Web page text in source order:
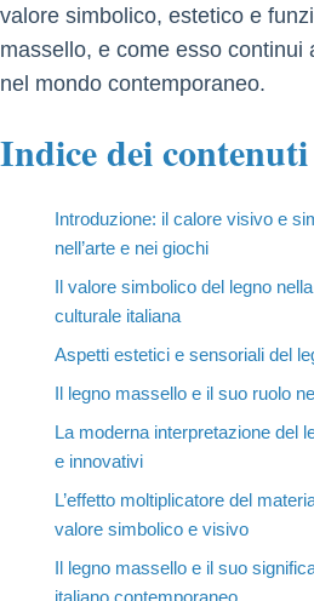
valore simbolico, estetico e
massello, e come esso continui
nel mondo contemporaneo.
Indice dei contenuti
Introduzione: il calore visivo e
nell’arte e nei giochi
Il valore simbolico del legno
culturale italiana
Aspetti estetici e sensoriali del
Il legno massello e il suo ruolo
La moderna interpretazione del
e innovativi
L’effetto moltiplicatore del
valore simbolico e visivo
Il legno massello e il suo
italiano contemporaneo